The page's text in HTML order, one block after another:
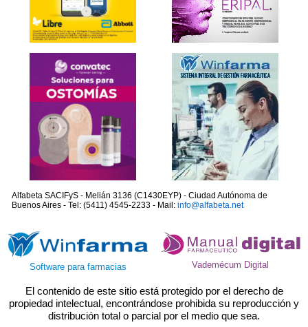
Alfabeta SACIFyS - Melián 3136 (C1430EYP) - Ciudad Autónoma de
Buenos Aires - Tel: (5411) 4545-2233 - Mail: info@alfabeta.net
Software para farmacias Vademécum Digital
El contenido de este sitio está protegido por el derecho de
propiedad intelectual, encontrándose prohibida su reproducción y
distribución total o parcial por el medio que sea.